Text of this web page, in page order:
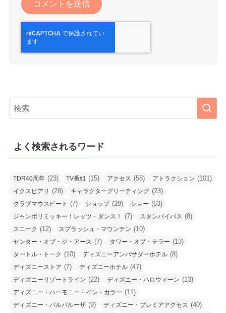
よく検索されるワード
TDR40周年 (23) TV番組 (15) アクセス (58) アトラクション (101)
イクスピアリ (28) キャラクターグリーティング (23)
クラブマウスビート (7) ショップ(29) ショー (63)
ジャンボリミッキー！レッツ・ダンス！ (7) スタンバイパス (8)
スニーク (12) スプラッシュ・マウンテン (10)
センター・オブ・ジ・アース (7) タワー・オブ・テラー (13)
タートル・トーク (10) ディズニーアンバサダーホテル (8)
ディズニーストア (7) ディズニーホテル (47)
ディズニーリゾートライン (22) ディズニー・ハロウィーン (13)
ディズニー・ハーモニー・イン・カラー (11)
ディズニー・パルパルーザ (9) ディズニー・プレミアアクセス (40)